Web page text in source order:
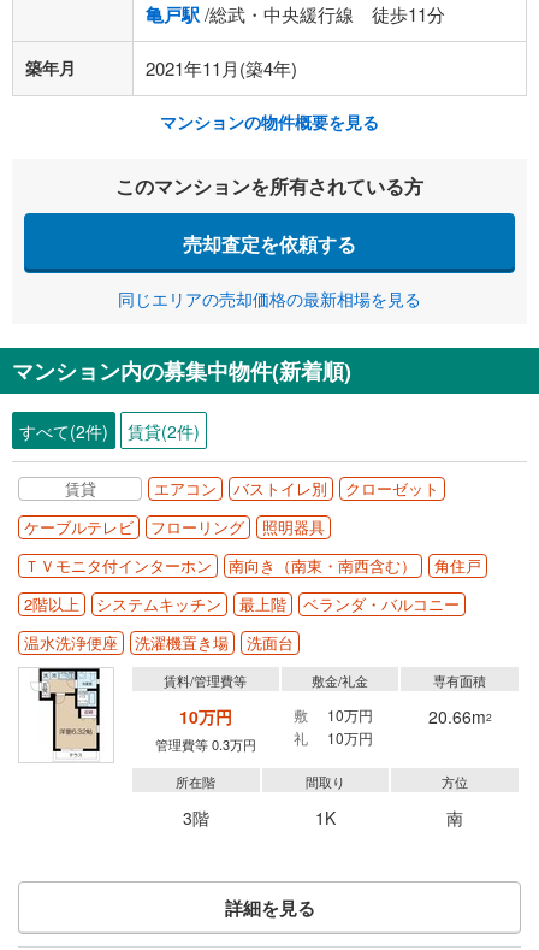
亀戸駅/総武・中央緩行線 徒歩11分
築年月 2021年11月(築4年)
マンションの物件概要を見る
このマンションを所有されている方
売却査定を依頼する
同じエリアの売却価格の最新相場を見る
マンション内の募集中物件(新着順)
すべて(2件) 賃貸(2件)
賃貸 エアコン バストイレ別
クローゼット
ケーブルテレビ
フローリング
照明器具
ＴＶモニタ付インターホン
南向き（南東・南西含む）
角住戸
2階以上
システムキッチン 最上階
ベランダ・バルコニー
温水洗浄便座
洗濯機置き場 洗面台
賃料/管理費等
10万円
管理費等 0.3万円
敷金/礼金
敷
10万円
礼
10万円
専有面積
20.66m2
所在階
3階
間取り
1K
方位
南
詳細を見る